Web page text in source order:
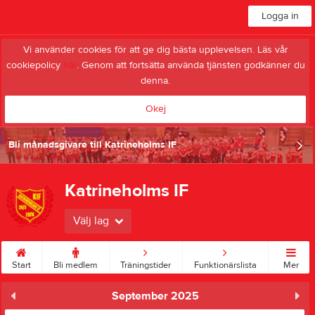
Logga in
Vi använder cookies för att ge dig bästa upplevelsen. Läs vår
cookiepolicy här. Genom att fortsätta använda tjänsten godkänner du
denna.
Okej
Bli månadsgivare till Katrineholms IF
Katrineholms IF
Välj lag
Start Bli medlem Träningstider Funktionärslista Mer
September 2025